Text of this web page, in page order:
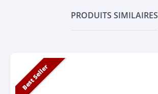
PRODUITS SIMILAIRES
Best Seller